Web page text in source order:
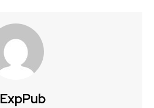
ExpPub